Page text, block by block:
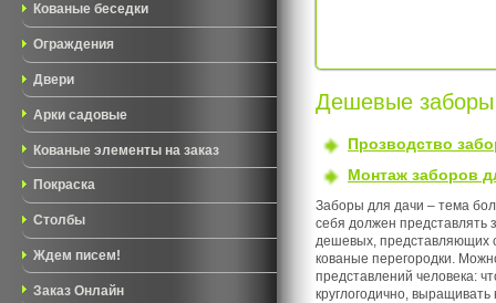
Кованые беседки
Ограждения
Двери
Арки садовые
Кованые элементы на заказ
Покраска
Столбы
Ждем писем!
Заказ Онлайн
Дешевые заборы
Прозводство
Монтаж заборов
Заборы для дачи – тема
себя должен представлять
дешевых, представляющих
кованые перегородки.
представлений человека:
круглогодично,